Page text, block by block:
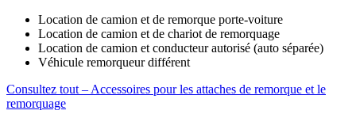
Location de camion et de remorque porte-voiture
Location de camion et de chariot de remorquage
Location de camion et conducteur autorisé (auto séparée)
Véhicule remorqueur différent
Consultez tout – Accessoires pour les attaches de remorque et le
remorquage